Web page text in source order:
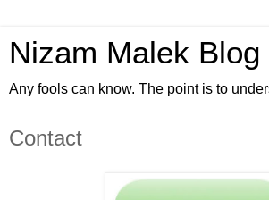
Nizam Malek Blog
Any fools can know. The point is to
Contact